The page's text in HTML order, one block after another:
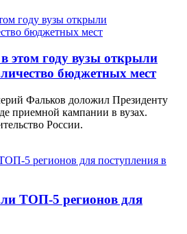
этом году вузы открыли
бюджeтных мeст
Фальков доложил Президенту
приемной кампании в вузах.
России.
ТОП-5 регионов для